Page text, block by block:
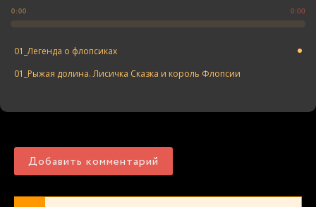
0:00 0:00
01_Легенда о флопсиках
01_Рыжая долина. Лисичка Сказка и король Флопсии
Добавить комментарий